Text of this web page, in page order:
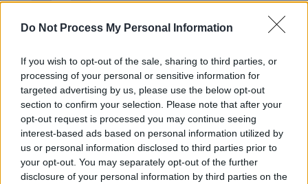
Do Not Process My Personal Information
If you wish to opt-out of the sale, sharing to third parties, or
processing of your personal or sensitive information for
targeted advertising by us, please use the below opt-out
section to confirm your selection. Please note that after your
opt-out request is processed you may continue seeing
interest-based ads based on personal information utilized by
us or personal information disclosed to third parties prior to
your opt-out. You may separately opt-out of the further
disclosure of your personal information by third parties on the
Navigation
de
l’article
Précédent Suivant